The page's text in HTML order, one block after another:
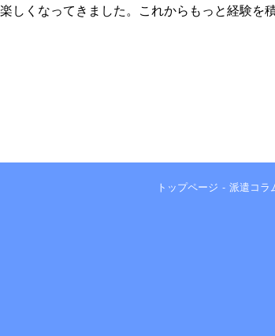
楽しくなってきました。これからもっと経験を
トップページ 派遣コラ